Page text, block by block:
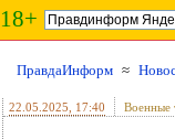
18+
ПравдаИнформ ≈
22.05.2025 , 17:40 Военные